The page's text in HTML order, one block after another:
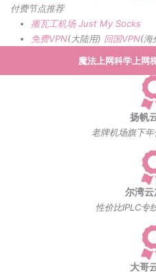
付费节点推荐
搬瓦工机场 Just My Socks
免费VPN(大陆用) 回国VPN(海
魔法上网科学上网
扬帆
老牌机场旗下
尔湾
性价比IPLC专
大哥